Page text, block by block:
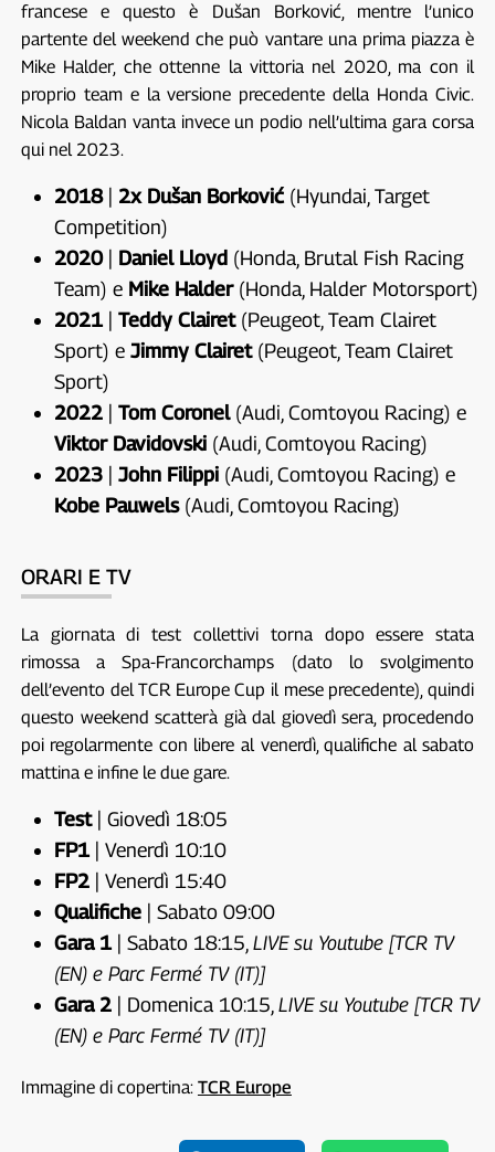
francese e questo è Dušan Borković, mentre l’unico
partente del weekend che può vantare una prima piazza è
Mike Halder, che ottenne la vittoria nel 2020, ma con il
proprio team e la versione precedente della Honda Civic.
Nicola Baldan vanta invece un podio nell’ultima gara corsa
qui nel 2023.
2018| 2x Dušan Borković(Hyundai, Target
Competition)
2020| Daniel Lloyd (Honda, Brutal Fish Racing
Team) e Mike Halder(Honda, Halder Motorsport)
2021| Teddy Clairet(Peugeot, Team Clairet
Sport) e Jimmy Clairet(Peugeot, Team Clairet
Sport)
2022| Tom Coronel(Audi, Comtoyou Racing) e
Viktor Davidovski(Audi, Comtoyou Racing)
2023| John Filippi(Audi, Comtoyou Racing) e
Kobe Pauwels(Audi, Comtoyou Racing)
ORARI E TV
La giornata di test collettivi torna dopo essere stata
rimossa a Spa-Francorchamps (dato lo svolgimento
dell’evento del TCR Europe Cup il mese precedente), quindi
questo weekend scatterà già dal giovedì sera, procedendo
poi regolarmente con libere al venerdì, qualifiche al sabato
mattina e infine le due gare.
Test| Giovedì 18:05
FP1| Venerdì 10:10
FP2| Venerdì 15:40
Qualifiche| Sabato 09:00
Gara 1| Sabato 18:15,LIVE su Youtube [TCR TV
(EN) e Parc Fermé TV (IT)]
Gara 2| Domenica 10:15,LIVE su Youtube [TCR TV
(EN) e Parc Fermé TV (IT)]
Immagine di copertina: TCR Europe